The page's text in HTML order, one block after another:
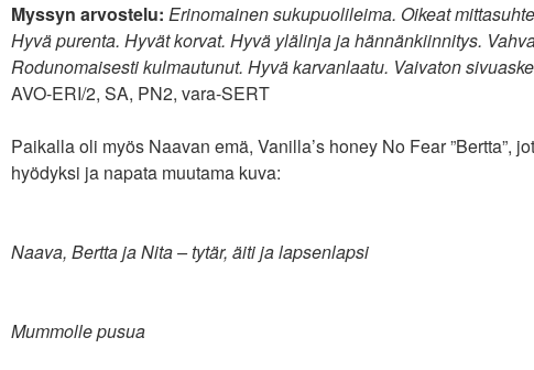
Myssyn arvostelu: Erinomainen sukupuolileima. Oikeat
Hyvä purenta. Hyvät korvat. Hyvä ylälinja ja hännänkiinnitys.
Rodunomaisesti kulmautunut. Hyvä karvanlaatu. Vaivaton
AVO-ERI/2, SA, PN2, vara-SERT
Paikalla oli myös Naavan emä, Vanilla’s honey No Fear ”Bertta”,
hyödyksi ja napata muutama kuva:
Naava, Bertta ja Nita – tytär, äiti ja lapsenlapsi
Mummolle pusua